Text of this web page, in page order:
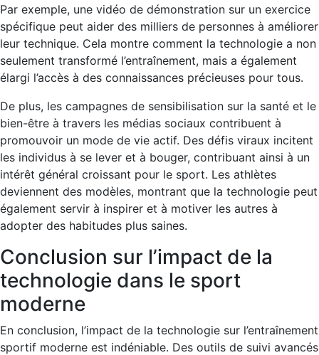
Par exemple, une vidéo de démonstration sur un exercice
spécifique peut aider des milliers de personnes à améliorer
leur technique. Cela montre comment la technologie a non
seulement transformé l’entraînement, mais a également
élargi l’accès à des connaissances précieuses pour tous.
De plus, les campagnes de sensibilisation sur la santé et le
bien-être à travers les médias sociaux contribuent à
promouvoir un mode de vie actif. Des défis viraux incitent
les individus à se lever et à bouger, contribuant ainsi à un
intérêt général croissant pour le sport. Les athlètes
deviennent des modèles, montrant que la technologie peut
également servir à inspirer et à motiver les autres à
adopter des habitudes plus saines.
Conclusion sur l’impact de la
technologie dans le sport
moderne
En conclusion, l’impact de la technologie sur l’entraînement
sportif moderne est indéniable. Des outils de suivi avancés